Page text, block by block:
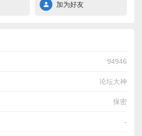
加为好友
94946
论坛大神
保密
-